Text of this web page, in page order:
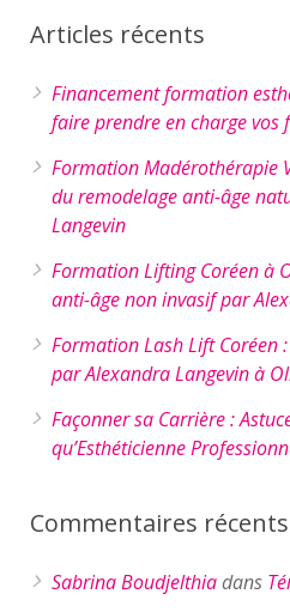
Articles récents
Financement formation
faire prendre en charge vos
Formation Madérothérapie
du remodelage anti-âge
Langevin
Formation Lifting Coréen à
anti-âge non invasif par
Formation Lash Lift Coréen
par Alexandra Langevin à
Façonner sa Carrière :
qu’Esthéticienne
Commentaires récents
Sabrina Boudjelthiadans